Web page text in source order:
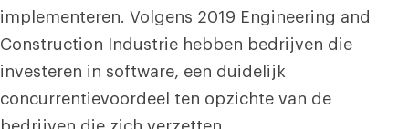
implementeren. Volgens 2019 Engineering and
Construction Industrie hebben bedrijven die
investeren in software, een duidelijk
concurrentievoordeel ten opzichte van de